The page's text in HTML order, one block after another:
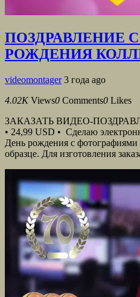
ПОЗДРАВЛЕНИЕ
РОЖДЕНИЯ
videomontager 3 года ago
4.02K Views0 Comments0 Likes
ЗАКАЗАТЬ ВИДЕО-
• 24,99 USD • Сделаю
День рождения с
образце. Для изготовления